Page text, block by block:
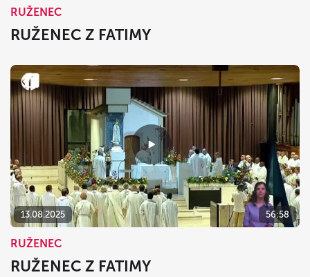
RUŽENEC
RUŽENEC Z FATIMY
13.08.2025 56:58
RUŽENEC
RUŽENEC Z FATIMY